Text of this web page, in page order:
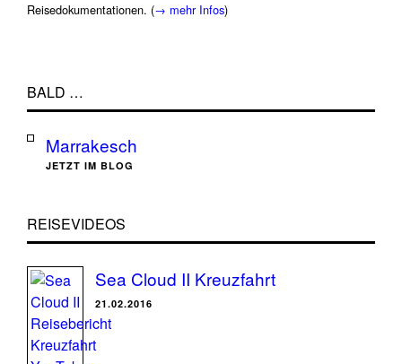
Reisedokumentationen. (→ mehr Infos)
BALD …
Marrakesch
JETZT IM BLOG
REISEVIDEOS
Sea Cloud II Kreuzfahrt
21.02.2016